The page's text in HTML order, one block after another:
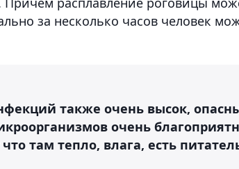
за несколько часов человек
также очень высок,
очень
там тепло, влага, есть